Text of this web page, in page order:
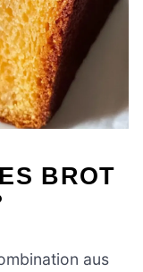
BROT
aus